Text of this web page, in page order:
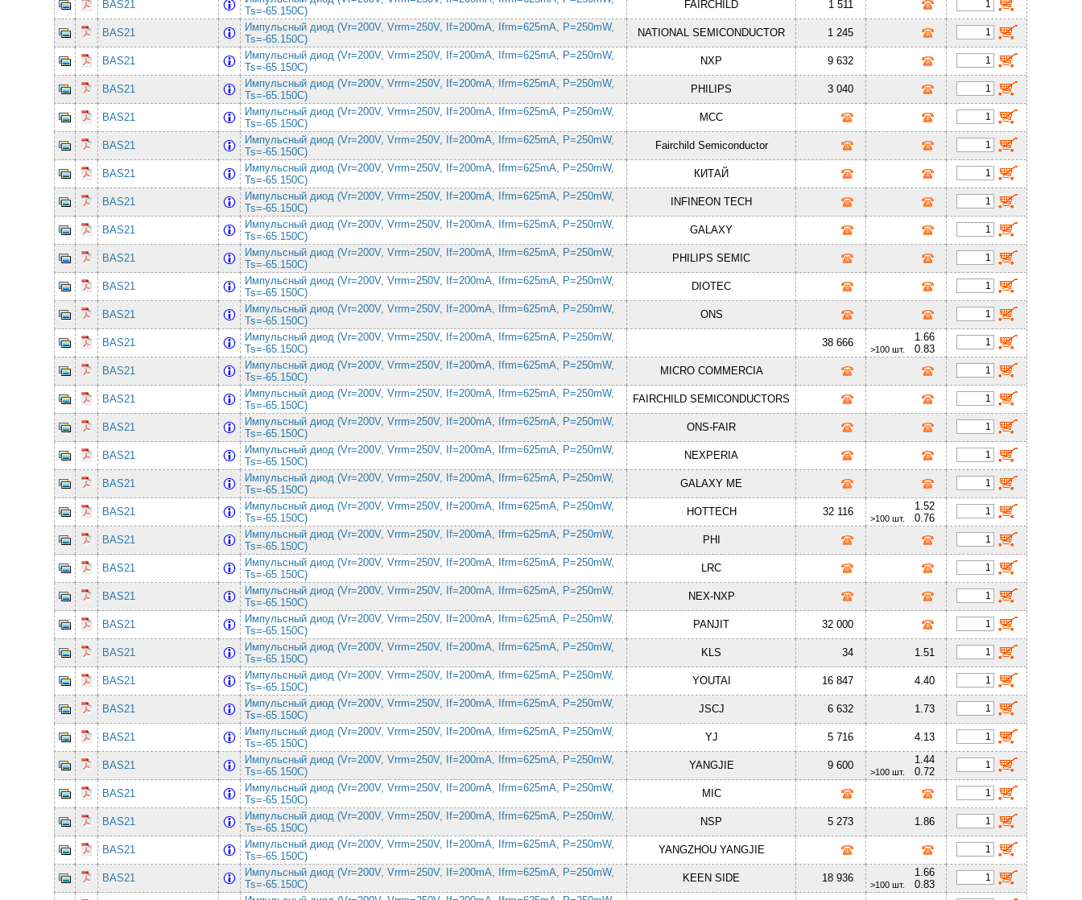
BAS21
Ts=-65.150C)
FAIRCHILD 1 511
BAS21
Импульсный диод (Vr=200V, Vrrm=250V, If=200mA, Ifrm=625mA, P=250mW,
Ts=-65.150C)
NATIONAL SEMICONDUCTOR 1 245
BAS21
Импульсный диод (Vr=200V, Vrrm=250V, If=200mA, Ifrm=625mA, P=250mW,
Ts=-65.150C)
NXP 9 632
BAS21
Импульсный диод (Vr=200V, Vrrm=250V, If=200mA, Ifrm=625mA, P=250mW,
Ts=-65.150C)
PHILIPS 3 040
BAS21
Импульсный диод (Vr=200V, Vrrm=250V, If=200mA, Ifrm=625mA, P=250mW,
Ts=-65.150C)
MCC
BAS21
Импульсный диод (Vr=200V, Vrrm=250V, If=200mA, Ifrm=625mA, P=250mW,
Ts=-65.150C)
Fairchild Semiconductor
BAS21
Импульсный диод (Vr=200V, Vrrm=250V, If=200mA, Ifrm=625mA, P=250mW,
Ts=-65.150C)
КИТАЙ
BAS21
Импульсный диод (Vr=200V, Vrrm=250V, If=200mA, Ifrm=625mA, P=250mW,
Ts=-65.150C)
INFINEON TECH
BAS21
Импульсный диод (Vr=200V, Vrrm=250V, If=200mA, Ifrm=625mA, P=250mW,
Ts=-65.150C)
GALAXY
BAS21
Импульсный диод (Vr=200V, Vrrm=250V, If=200mA, Ifrm=625mA, P=250mW,
Ts=-65.150C)
PHILIPS SEMIC
BAS21
Импульсный диод (Vr=200V, Vrrm=250V, If=200mA, Ifrm=625mA, P=250mW,
Ts=-65.150C)
DIOTEC
BAS21
Импульсный диод (Vr=200V, Vrrm=250V, If=200mA, Ifrm=625mA, P=250mW,
Ts=-65.150C)
ONS
BAS21
Импульсный диод (Vr=200V, Vrrm=250V, If=200mA, Ifrm=625mA, P=250mW,
Ts=-65.150C)
38 666 1.66
>100 шт.
0.83
BAS21
Импульсный диод (Vr=200V, Vrrm=250V, If=200mA, Ifrm=625mA, P=250mW,
Ts=-65.150C)
MICRO COMMERCIA
BAS21
Импульсный диод (Vr=200V, Vrrm=250V, If=200mA, Ifrm=625mA, P=250mW,
Ts=-65.150C)
FAIRCHILD SEMICONDUCTORS
BAS21
Импульсный диод (Vr=200V, Vrrm=250V, If=200mA, Ifrm=625mA, P=250mW,
Ts=-65.150C)
ONS-FAIR
BAS21
Импульсный диод (Vr=200V, Vrrm=250V, If=200mA, Ifrm=625mA, P=250mW,
Ts=-65.150C)
NEXPERIA
BAS21
Импульсный диод (Vr=200V, Vrrm=250V, If=200mA, Ifrm=625mA, P=250mW,
Ts=-65.150C)
GALAXY ME
BAS21
Импульсный диод (Vr=200V, Vrrm=250V, If=200mA, Ifrm=625mA, P=250mW,
Ts=-65.150C)
HOTTECH 32 116 1.52
>100 шт.
0.76
BAS21
Импульсный диод (Vr=200V, Vrrm=250V, If=200mA, Ifrm=625mA, P=250mW,
Ts=-65.150C)
PHI
BAS21
Импульсный диод (Vr=200V, Vrrm=250V, If=200mA, Ifrm=625mA, P=250mW,
Ts=-65.150C)
LRC
BAS21
Импульсный диод (Vr=200V, Vrrm=250V, If=200mA, Ifrm=625mA, P=250mW,
Ts=-65.150C)
NEX-NXP
BAS21
Импульсный диод (Vr=200V, Vrrm=250V, If=200mA, Ifrm=625mA, P=250mW,
Ts=-65.150C)
PANJIT 32 000
BAS21
Импульсный диод (Vr=200V, Vrrm=250V, If=200mA, Ifrm=625mA, P=250mW,
Ts=-65.150C)
KLS 34 1.51
BAS21
Импульсный диод (Vr=200V, Vrrm=250V, If=200mA, Ifrm=625mA, P=250mW,
Ts=-65.150C)
YOUTAI 16 847 4.40
BAS21
Импульсный диод (Vr=200V, Vrrm=250V, If=200mA, Ifrm=625mA, P=250mW,
Ts=-65.150C)
JSCJ 6 632 1.73
BAS21
Импульсный диод (Vr=200V, Vrrm=250V, If=200mA, Ifrm=625mA, P=250mW,
Ts=-65.150C)
YJ 5 716 4.13
BAS21
Импульсный диод (Vr=200V, Vrrm=250V, If=200mA, Ifrm=625mA, P=250mW,
Ts=-65.150C)
YANGJIE 9 600 1.44
>100 шт.
0.72
BAS21
Импульсный диод (Vr=200V, Vrrm=250V, If=200mA, Ifrm=625mA, P=250mW,
Ts=-65.150C)
MIC
BAS21
Импульсный диод (Vr=200V, Vrrm=250V, If=200mA, Ifrm=625mA, P=250mW,
Ts=-65.150C)
NSP 5 273 1.86
BAS21
Импульсный диод (Vr=200V, Vrrm=250V, If=200mA, Ifrm=625mA, P=250mW,
Ts=-65.150C)
YANGZHOU YANGJIE
BAS21
Импульсный диод (Vr=200V, Vrrm=250V, If=200mA, Ifrm=625mA, P=250mW,
Ts=-65.150C)
KEEN SIDE 18 936 1.66
>100 шт.
0.83